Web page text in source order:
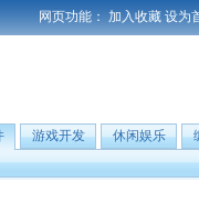
网页功能： 加入收藏 设为
游戏开发 休闲娱乐